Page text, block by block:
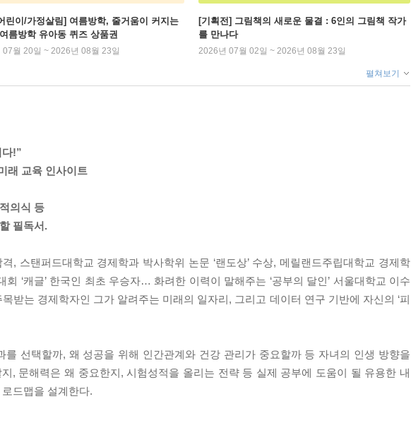
린이/가정살림] 여름방학, 줄거움이 커지는
름방학 유아동 퀴즈 상품권
07월 20일 ~ 2026년 08월 23일
[기획전] 그림책의 새로운 물결 : 6인의 그림책 작가
를 만나다
2026년 07월 02일 ~ 2026년 08월 23일
펼쳐보기
!”
래 교육 인사이트
의식 등
필독서.
, 스탠퍼드대학교 경제학과 박사학위 논문 ‘랜도상’ 수상, 메릴랜드주립대학교 경제학
‘캐글’ 한국인 최초 우승자… 화려한 이력이 말해주는 ‘공부의 달인’ 서울대학교 이수
받는 경제학자인 그가 알려주는 미래의 일자리, 그리고 데이터 연구 기반에 자신의 ‘피
선택할까, 왜 성공을 위해 인간관계와 건강 관리가 중요할까 등 자녀의 인생 방향을
, 문해력은 왜 중요한지, 시험성적을 올리는 전략 등 실제 공부에 도움이 될 유용한 내
드맵을 설계한다.